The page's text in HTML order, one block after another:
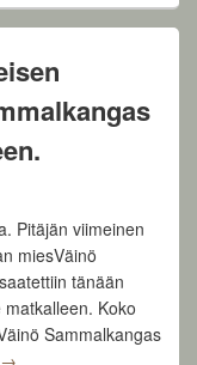
Pitäjän viimeinen
miesVäinö
tänään
Koko
Sammalkangas
Koko Nivala saattoi
→